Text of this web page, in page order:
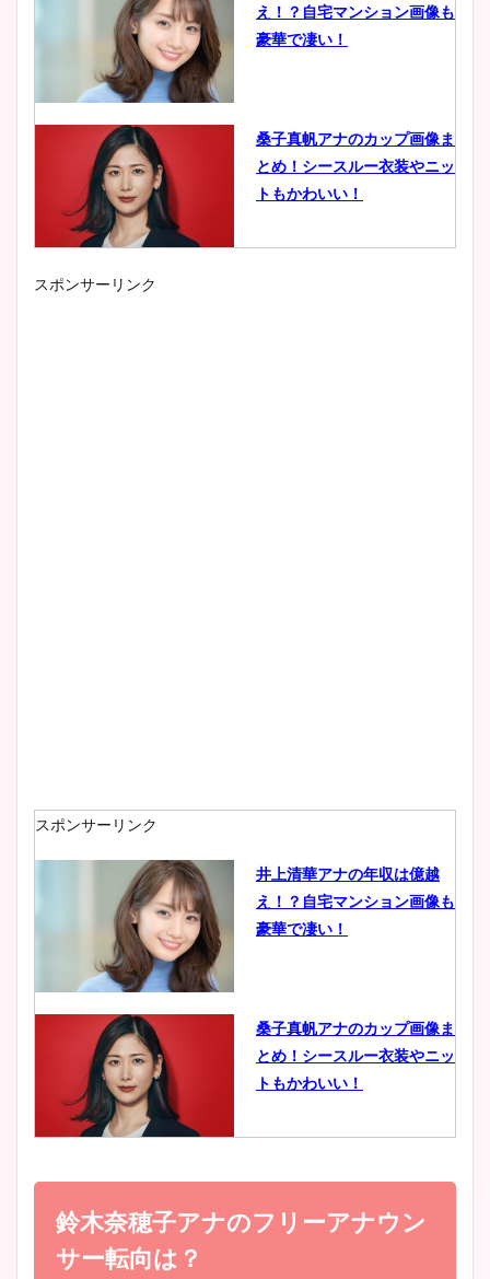
え！？自宅マンション画像も
豪華で凄い！
桑子真帆アナのカップ画像ま
とめ！シースルー衣装やニッ
トもかわいい！
肉も凄い！
鈴木唯の太ってた時の体重が
ヤバすぎww原因や痩せたダ
豊島実季アナのカップ画像ま
とめ！美脚や水着姿に年齢も
宇賀神メグアナのニット画像
スポンサーリンク
スポンサーリンク
井上清華アナの年収は億越
え！？自宅マンション画像も
豪華で凄い！
桑子真帆アナのカップ画像ま
とめ！シースルー衣装やニッ
トもかわいい！
小室瑛莉子のカップ画像まと
め！足が美脚でニット衣装も
かわいい！
鈴木奈穂子アナのフリーアナウン
サー転向は？